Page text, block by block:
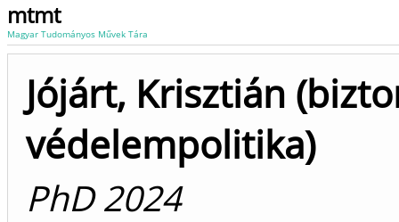
mtmt
Magyar Tudományos Művek Tára
Jójárt, Krisztián
védelempolitika)
PhD 2024